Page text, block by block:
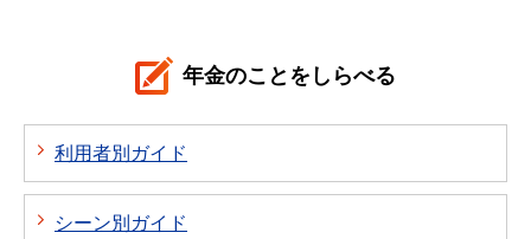
年金のことをしらべる
利用者別ガイド
シーン別ガイド